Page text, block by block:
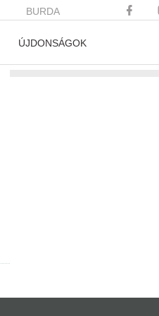
BURDA
ÚJDONSÁGOK